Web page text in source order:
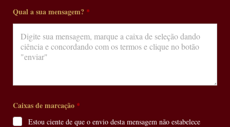
p
p
Qual a sua mensagem? *
Caixas de marcação *
Estou ciente de que o envio desta mensagem não estabelece